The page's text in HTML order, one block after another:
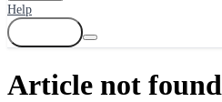
Help
Article not found